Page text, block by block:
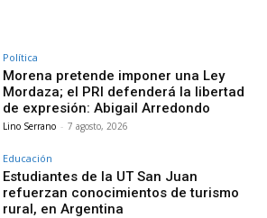
Política
Morena pretende imponer una Ley
Mordaza; el PRI defenderá la libertad
de expresión: Abigail Arredondo
Lino Serrano - 7 agosto, 2026
Educación
Estudiantes de la UT San Juan
refuerzan conocimientos de turismo
rural, en Argentina